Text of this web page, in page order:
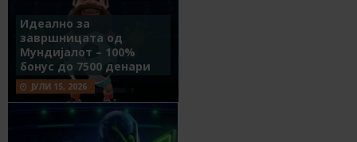
Идеално за
завршницата од
Мундијалот – 100%
бонус до 7500 денари
ЈУЛИ 15, 2026